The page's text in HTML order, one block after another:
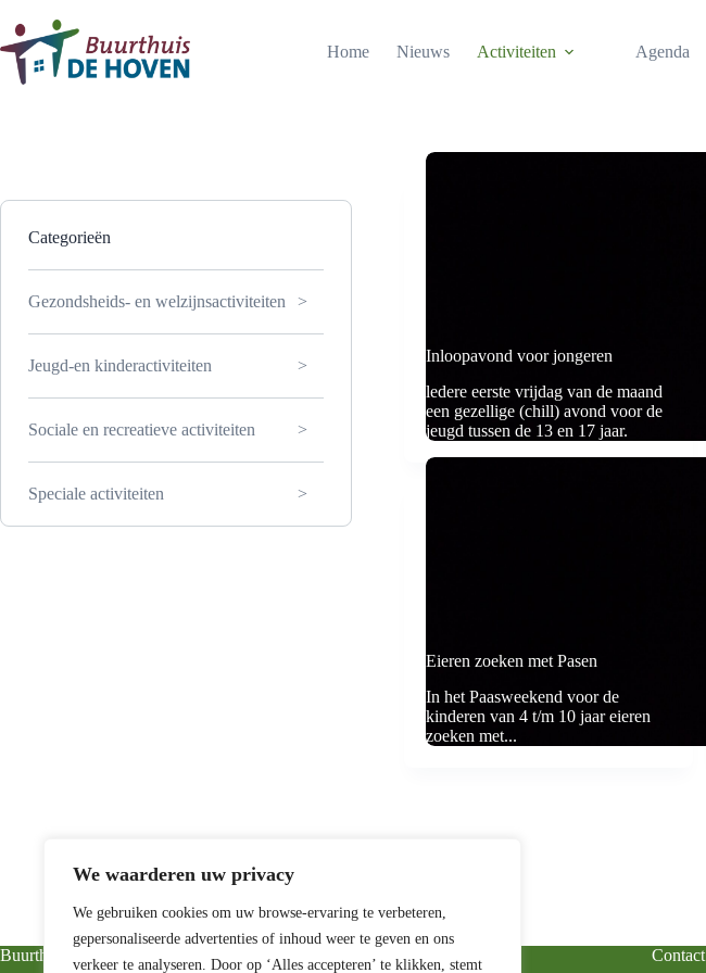
We waarderen uw privacy
We gebruiken cookies om uw browse-ervaring te verbeteren,
gepersonaliseerde advertenties of inhoud weer te geven en ons
verkeer te analyseren. Door op ‘Alles accepteren’ te klikken, stemt
naar
de
inhoud
Home Nieuws Activiteiten Agenda
Inloopavond voor jongeren
ledere eerste vrijdag van de maand
een gezellige (chill) avond voor de
jeugd tussen de 13 en 17 jaar.
Eieren zoeken met Pasen
In het Paasweekend voor de
kinderen van 4 t/m 10 jaar eieren
zoeken met...
Categorieën
Gezondsheids- en welzijnsactiviteiten
Jeugd-en kinderactiviteiten
Sociale en recreatieve activiteiten
Speciale activiteiten
Buurthuis De Hoven Contact